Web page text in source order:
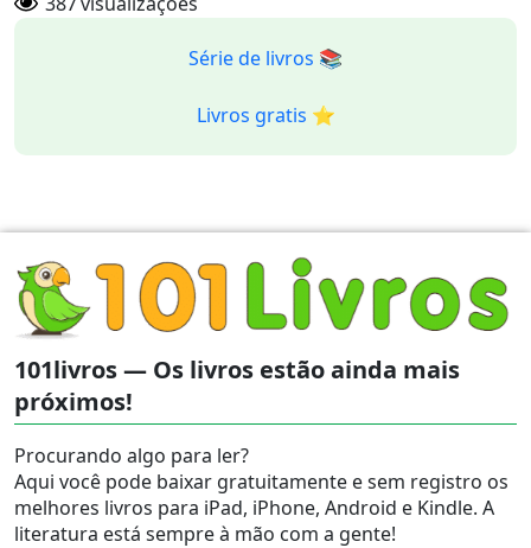
Série de livros 📚
Livros gratis ⭐️
101livros — Os livros estão ainda mais
próximos!
Procurando algo para ler?
Aqui você pode baixar gratuitamente e sem registro os
melhores livros para iPad, iPhone, Android e Kindle. A
literatura está sempre à mão com a gente!